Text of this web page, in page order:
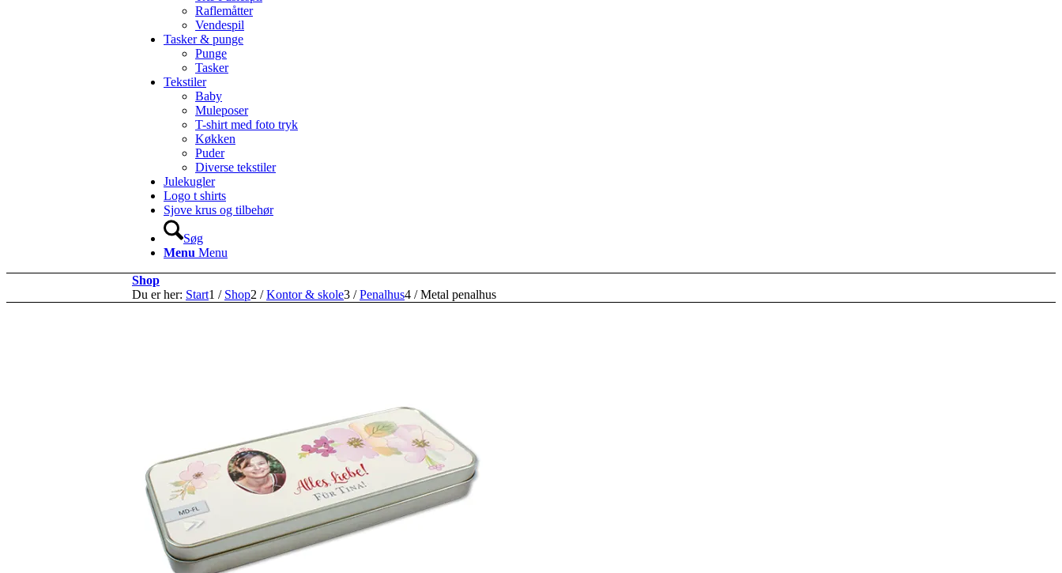
Raflemåtter
Vendespil
Tasker & punge
Punge
Tasker
Tekstiler
Baby
Muleposer
T-shirt med foto tryk
Køkken
Puder
Diverse tekstiler
Julekugler
Logo t shirts
Sjove krus og tilbehør
Søg
Menu Menu
Shop
Du er her: Start1 / Shop2 / Kontor & skole3 / Penalhus4 / Metal penalhus